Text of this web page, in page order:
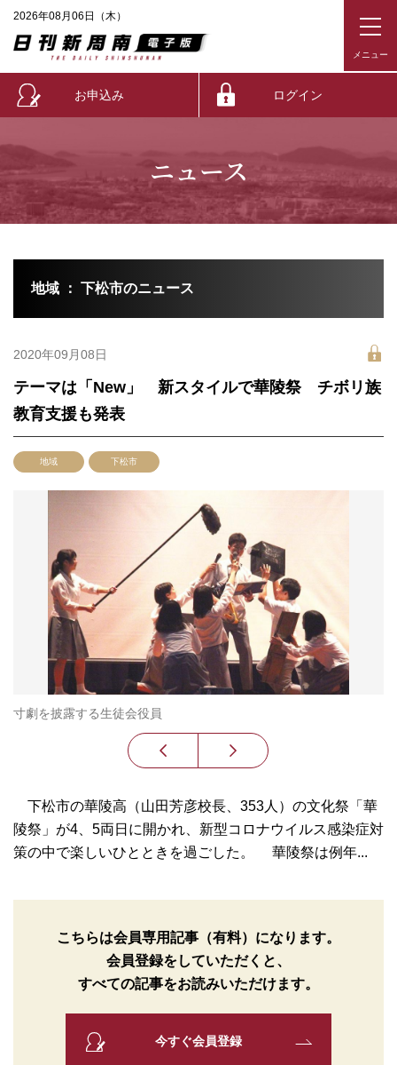
2026年08月06日（木）
お申込み ログイン
ニュース
地域 ： 下松市のニュース
2020年09月08日
テーマは「New」 新スタイルで華陵祭 チボリ族
教育支援も発表
地域 下松市
寸劇を披露する生徒会役員
下松市の華陵高（山田芳彦校長、353人）の文化祭「華
陵祭」が4、5両日に開かれ、新型コロナウイルス感染症対
策の中で楽しいひとときを過ごした。 華陵祭は例年...
こちらは会員専用記事（有料）になります。
会員登録をしていただくと、
すべての記事をお読みいただけます。
今すぐ会員登録